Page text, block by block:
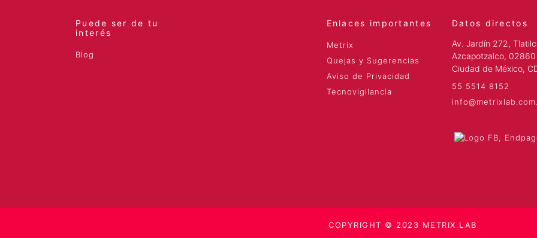
Puede ser de tu
interés
Blog
Enlaces importantes
Metrix
Quejas y Sugerencias
Aviso de Privacidad
Tecnovigilancia
Datos directos
Av. Jardín 272,
Azcapotzalco, 02860
Ciudad de México,
55 5514 8152
COPYRIGHT © 2023 METRIX LAB